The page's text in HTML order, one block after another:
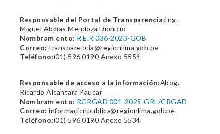
Responsable del Portal de Transparencia:Ing.
Miguel Abdías Mendoza Dionicio
Nombramiento: R.E.R 036-2023-GOB
Correo: transparencia@regionlima.gob.pe
Teléfono:(01) 596 0190 Anexo 5559
Responsable de acceso a la información:Abog.
Ricardo Alcantara Paucar
Nombramiento: RGRGAD 001-2025-GRL/GRGAD
Correo: informacionpublica@regionlima.gob.pe
Teléfono:(01) 596 0190 Anexo 5534